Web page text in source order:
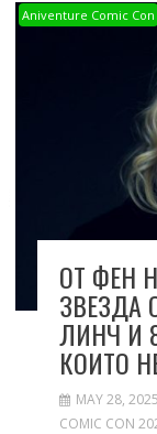
Aniventure Comic Con
ОТ ФЕН
ЗВЕЗДА
ЛИНЧ И
КОИТО
MAY 28, 2025
COMIC CON